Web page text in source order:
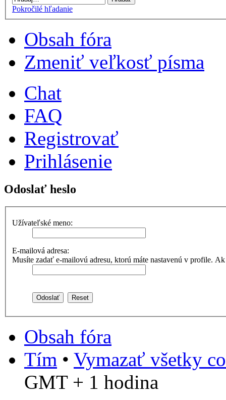
Pokročilé hľadanie
Obsah fóra
Zmeniť veľkosť písma
Chat
FAQ
Registrovať
Prihlásenie
Odoslať heslo
Užívateľské meno:
E-mailová adresa:
Musíte zadať e-mailovú adresu, ktorú máte nastavenú v profile.
Obsah fóra
Tím • Vymazať všetky
GMT + 1 hodina